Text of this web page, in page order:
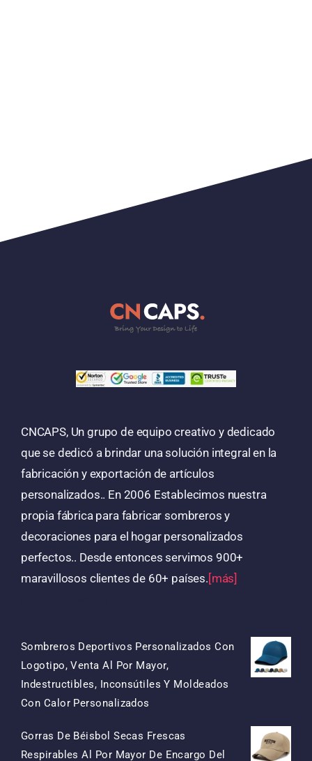
CNCAPS, Un grupo de equipo creativo y dedicado
que se dedicó a brindar una solución integral en la
fabricación y exportación de artículos
personalizados.. En 2006 Establecimos nuestra
propia fábrica para fabricar sombreros y
decoraciones para el hogar personalizados
perfectos.. Desde entonces servimos 900+
maravillosos clientes de 60+ países. [más]
Sombreros Deportivos Personalizados Con
Logotipo, Venta Al Por Mayor,
Indestructibles, Inconsútiles Y Moldeados
Con Calor Personalizados
Original
Era:
Actual
Es:
Gorras De Béisbol Secas Frescas
Respirables Al Por Mayor De Encargo Del